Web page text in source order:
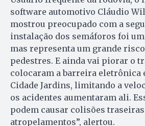
software automotivo Cláudio
mostrou preocupado com a
instalação dos semáforos foi
mas representa um grande
pedestres. E ainda vai piorar o
colocaram a barreira eletrônica
Cidade Jardins, limitando a
os acidentes aumentaram ali.
podem causar colisões traseiras
atropelamentos”, alertou.